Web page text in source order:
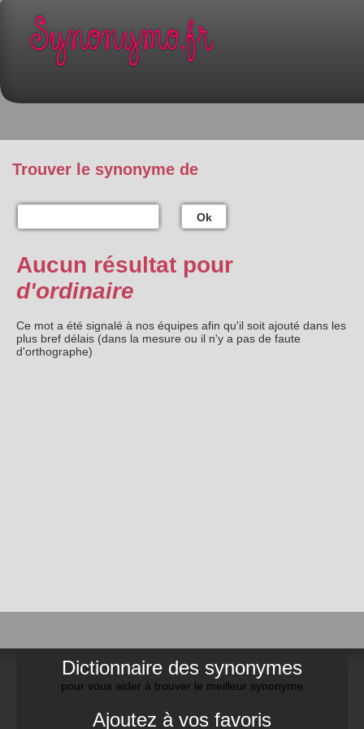
Trouver le synonyme de
Ok
Aucun résultat pour
d'ordinaire
Ce mot a été signalé à nos équipes afin qu'il soit ajouté dans les
plus bref délais (dans la mesure ou il n'y a pas de faute
d'orthographe)
Dictionnaire des synonymes
pour vous aider à trouver le meilleur synonyme
Ajoutez à vos favoris